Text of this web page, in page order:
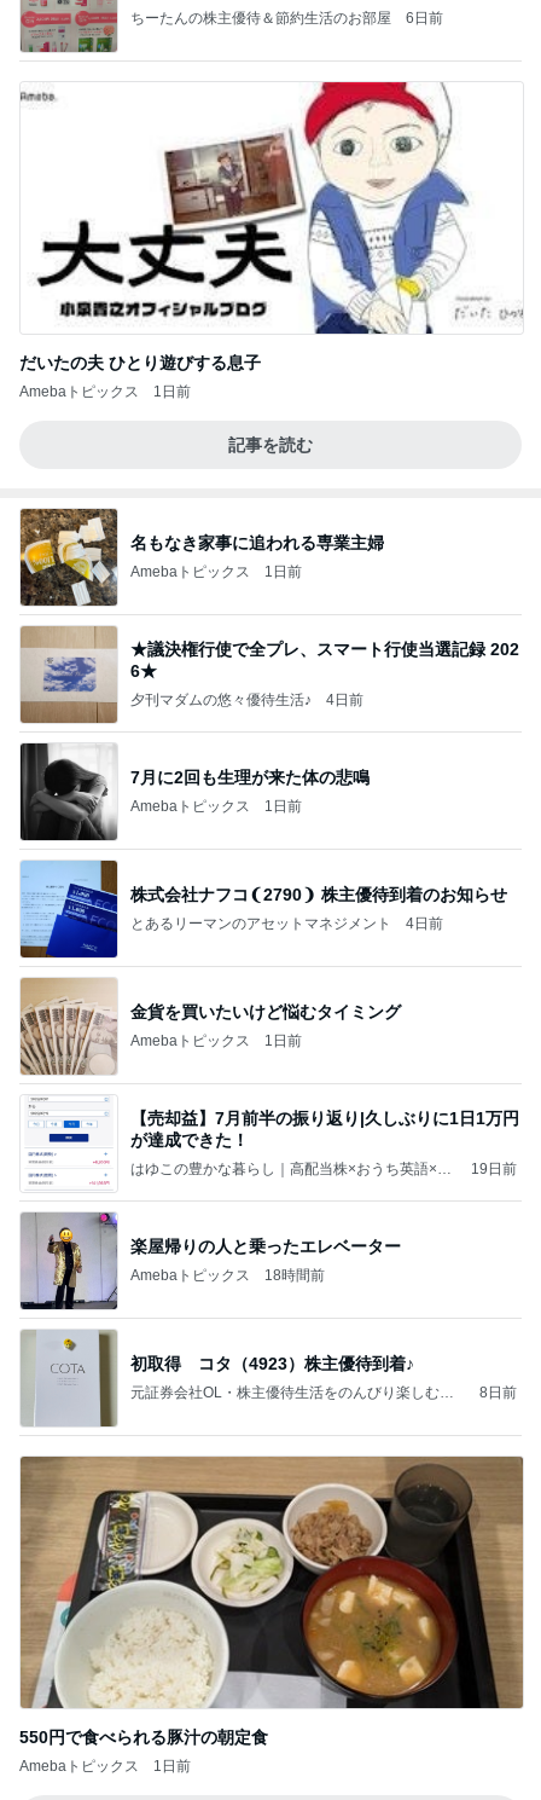
ちーたんの株主優待＆節約生活のお部屋 6日前
だいたの夫 ひとり遊びする息子
Amebaトピックス 1日前
記事を読む
名もなき家事に追われる専業主婦
Amebaトピックス 1日前
★議決権行使で全プレ、スマート行使当選記録 202
6★
夕刊マダムの悠々優待生活♪ 4日前
7月に2回も生理が来た体の悲鳴
Amebaトピックス 1日前
株式会社ナフコ❨2790❩ 株主優待到着のお知らせ
とあるリーマンのアセットマネジメント 4日前
金貨を買いたいけど悩むタイミング
Amebaトピックス 1日前
【売却益】7月前半の振り返り|久しぶりに1日1万円
が達成できた！
はゆこの豊かな暮らし｜高配当株×おうち英語×家
19日前
楽屋帰りの人と乗ったエレベーター
Amebaトピックス 18時間前
初取得 コタ（4923）株主優待到着♪
元証券会社OL・株主優待生活をのんびり楽しむ毎
8日前
550円で食べられる豚汁の朝定食
Amebaトピックス 1日前